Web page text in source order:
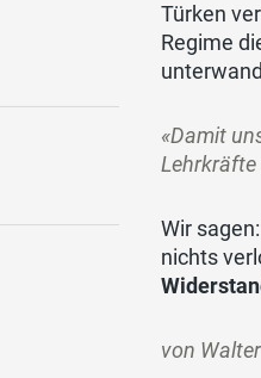
Türken
Regime
«Damit
Lehrkräfte
Wir
nichts
von